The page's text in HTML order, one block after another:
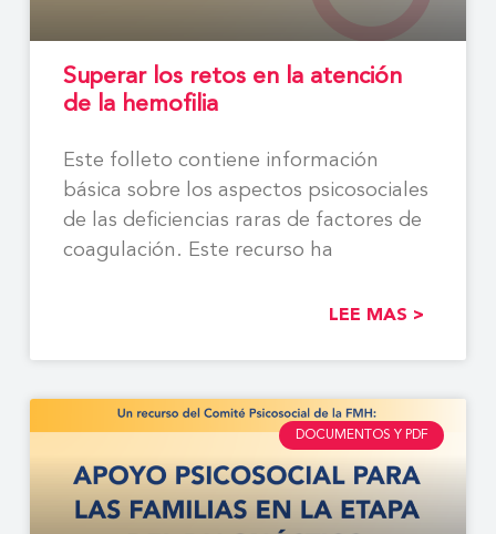
Superar los retos en la atención
de la hemofilia
Este folleto contiene información
básica sobre los aspectos psicosociales
de las deficiencias raras de factores de
coagulación. Este recurso ha
LEE MAS >
DOCUMENTOS Y PDF